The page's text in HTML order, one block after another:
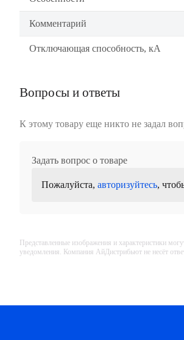
Комментарий
Отключающая способность, кА
Вопросы и ответы
К этому товару еще никто не задал
Задать вопрос о товаре
Пожалуйста, авторизуйтесь,
Представленные изображения и характеристики
уведомления. Компания АйДистрибьют не несёт